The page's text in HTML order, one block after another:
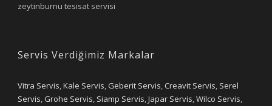
zeytinburnu tesisat servisi
Servis Verdiğimiz Markalar
Vitra Servis,Kale Servis, Geberit Servis,Creavit Servis, Serel
Servis, Grohe Servis, Siamp Servis,Japar Servis,Wilco Servis,